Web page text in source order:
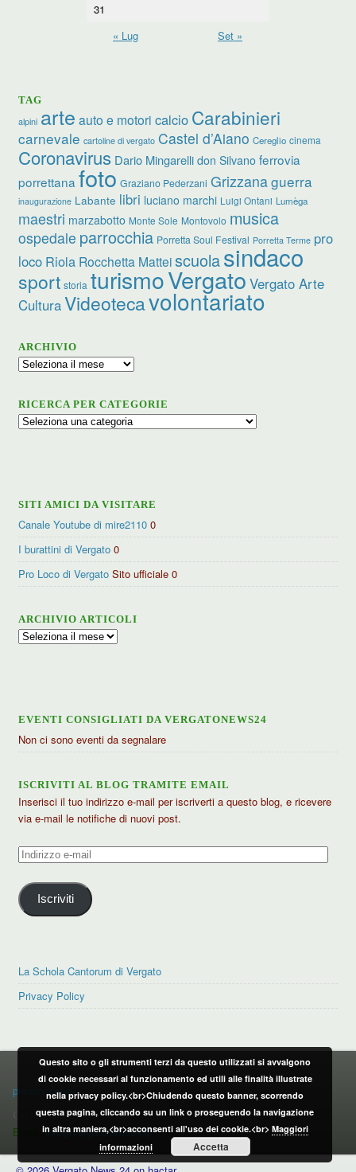
31
« Lug
Set »
TAG
alpini arte auto e motori calcio Carabinieri
carnevale cartoline di vergato Castel d’Aiano Cereglio cinema
Coronavirus Dario Mingarelli don Silvano ferrovia
porrettana foto Graziano Pederzani Grizzanaguerra
inaugurazione Labante libri luciano marchi Luigi Ontani Lumèga
maestri marzabotto Monte Sole Montovolo musica
ospedale parrocchia Porretta Soul Festival Porretta Terme pro
loco Riola Rocchetta Matteiscuolasindaco
sport storia turismoVergato Vergato Arte
CulturaVideotecavolontariato
ARCHIVIO
Archivio
RICERCA PER CATEGORIE
Ricerca
SITI AMICI DA VISITARE
Canale Youtube di mire2110 0
I burattini di Vergato 0
Pro Loco di Vergato Sito ufficiale 0
ARCHIVIO ARTICOLI
Archivio
EVENTI CONSIGLIATI DA VERGATONEWS24
Non ci sono eventi da segnalare
ISCRIVITI AL BLOG TRAMITE EMAIL
Inserisci il tuo indirizzo e-mail per iscriverti a questo blog, e ricevere
via e-mail le notifiche di nuovi post.
Indirizzo
mail
Iscriviti
La Schola Cantorum di Vergato
Privacy Policy
PRIVACY POLICY
privacy policy
CONTATTI:
Email:info@vergatonews24.it
Questo sito o gli strumenti terzi da questo utilizzati si avvalgono
di cookie necessari al funzionamento ed utili alle finalità illustrate
nella privacy policy.<br>Chiudendo questo banner, scorrendo
questa pagina, cliccando su un link o proseguendo la navigazione
in altra maniera,<br>acconsenti all'uso dei cookie.<br> Maggiori
informazioni
Accetta